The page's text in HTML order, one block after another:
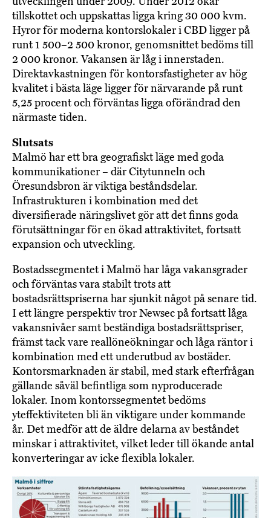
tillskottet och uppskattas ligga kring 30 000 kvm.
Hyror för moderna kontorslokaler i CBD ligger på
runt 1 500–2 500 kronor, genomsnittet bedöms till
2 000 kronor. Vakansen är låg i innerstaden.
Direktavkastningen för kontorsfastigheter av hög
kvalitet i bästa läge ligger för närvarande på runt
5,25 procent och förväntas ligga oförändrad den
närmaste tiden.
Slutsats
Malmö har ett bra geografiskt läge med goda
kommunikationer – där Citytunneln och
Öresundsbron är viktiga beståndsdelar.
Infrastrukturen i kombination med det
diversifierade näringslivet gör att det finns goda
förutsättningar för en ökad attraktivitet, fortsatt
expansion och utveckling.
Bostadssegmentet i Malmö har låga vakansgrader
och förväntas vara stabilt trots att
bostadsrättspriserna har sjunkit något på senare tid.
I ett längre perspektiv tror Newsec på fortsatt låga
vakansnivåer samt beständiga bostadsrättspriser,
främst tack vare reallöneökningar och låga räntor i
kombination med ett underutbud av bostäder.
Kontorsmarknaden är stabil, med stark efterfrågan
gällande såväl befintliga som nyproducerade
lokaler. Inom kontorssegmentet bedöms
yteffektiviteten bli än viktigare under kommande
år. Det medför att de äldre delarna av beståndet
minskar i attraktivitet, vilket leder till ökande antal
konverteringar av icke flexibla lokaler.